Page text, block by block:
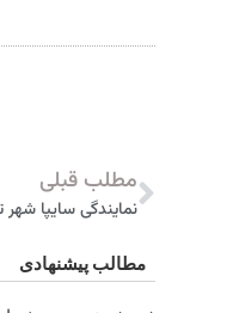
مطلب قبلی
نمایندگی سایپا شهر
مطالب پیشنهادی